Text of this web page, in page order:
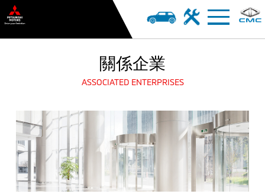
關係企業
ASSOCIATED ENTERPRISES